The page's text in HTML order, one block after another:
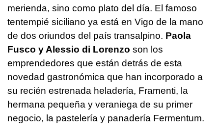
merienda, sino como plato del día. El famoso
tentempié siciliano ya está en Vigo de la mano
de dos oriundos del país transalpino. Paola
Fusco y Alessio di Lorenzo son los
emprendedores que están detrás de esta
novedad gastronómica que han incorporado a
su recién estrenada heladería, Framenti, la
hermana pequeña y veraniega de su primer
negocio, la pastelería y panadería Fermentum.